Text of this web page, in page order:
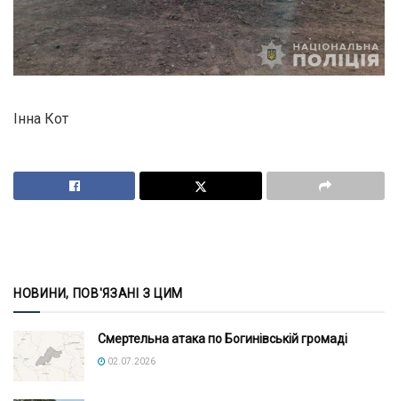
Інна Кот
НОВИНИ, ПОВ'ЯЗАНІ З ЦИМ
Смертельна атака по Богинівській громаді
02.07.2026